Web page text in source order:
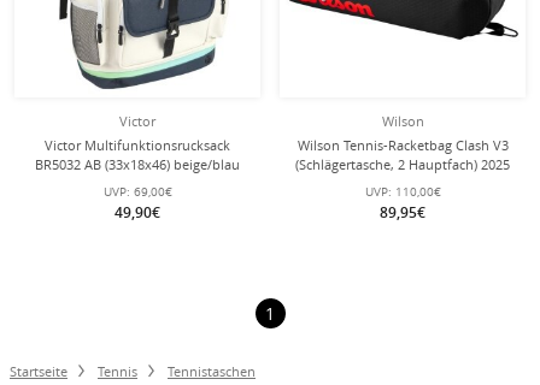
Victor
Victor Multifunktionsrucksack
BR5032 AB (33x18x46) beige/blau
UVP: 69,00€
49,90€
Wilson
Wilson Tennis-Racketbag Clash V3
(Schlägertasche, 2 Hauptfach) 2025
schwarz 6er
UVP: 110,00€
89,95€
1
Startseite Tennis Tennistaschen